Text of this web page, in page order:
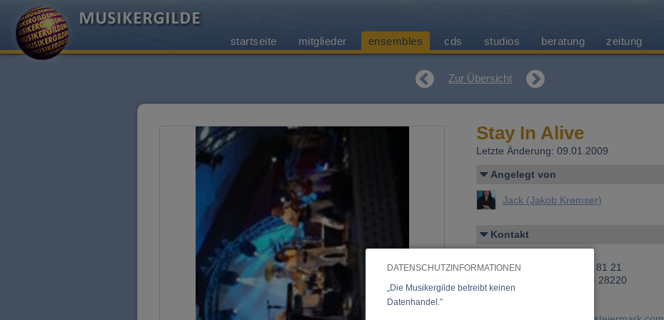
DATENSCHUTZINFORMATIONEN
„Die Musikergilde betreibt keinen
Datenhandel.”
startseite mitglieder ensembles cds studios beratung zeitung
Zur Übersicht
Stay In Alive
Letzte Änderung: 09.01.2009
Angelegt von
Jack (Jakob Kremser)
Kontakt
Telefon 1: +43 (0)664 616 81 21
Fax: +43 (0)3862 510 00 - 28220
E-Mail:jakob@urknall.at